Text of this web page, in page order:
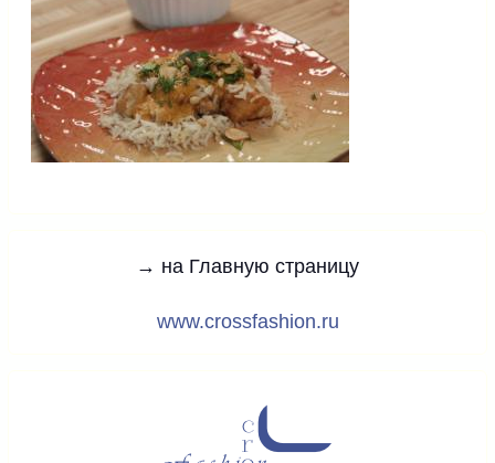
→ на Главную страницу
www.crossfashion.ru